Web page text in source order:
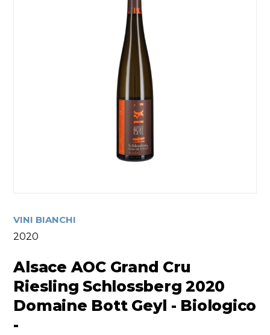
VINI BIANCHI
2020
Alsace AOC Grand Cru
Riesling Schlossberg 2020
Domaine Bott Geyl - Biologico
-